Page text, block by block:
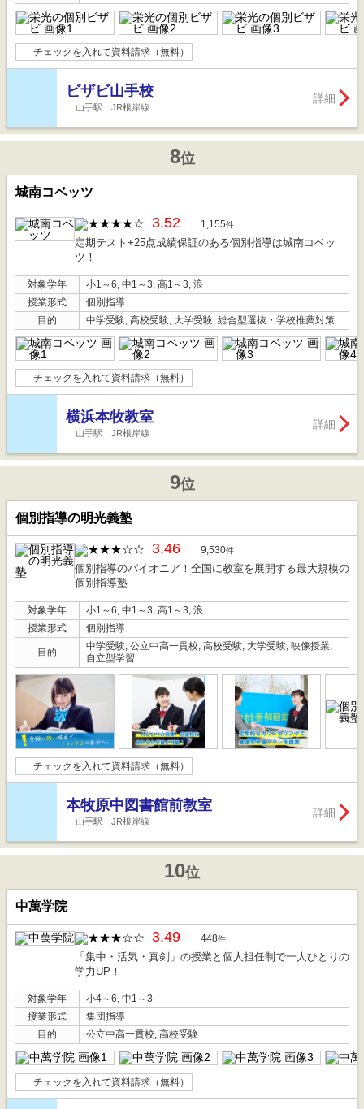
チェックを入れて資料請求（無料）
ビザビ山手校
山手駅 JR根岸線
詳細
8位
城南コベッツ
3.52 1,155件
定期テスト+25点成績保証のある個別指導は城南コベッ
ツ！
対象学年
小1～6, 中1～3, 高1～3, 浪
授業形式
個別指導
目的
中学受験, 高校受験, 大学受験, 総合型選抜・学校推薦対策
チェックを入れて資料請求（無料）
横浜本牧教室
山手駅 JR根岸線
詳細
9位
個別指導の明光義塾
3.46 9,530件
個別指導のパイオニア！全国に教室を展開する最大規模の
個別指導塾
対象学年
小1～6, 中1～3, 高1～3, 浪
授業形式
個別指導
目的
中学受験, 公立中高一貫校, 高校受験, 大学受験, 映像授業,
自立型学習
チェックを入れて資料請求（無料）
本牧原中図書館前教室
山手駅 JR根岸線
詳細
10位
中萬学院
3.49 448件
「集中・活気・真剣」の授業と個人担任制で一人ひとりの
学力UP！
対象学年
小4～6, 中1～3
授業形式
集団指導
目的
公立中高一貫校, 高校受験
チェックを入れて資料請求（無料）